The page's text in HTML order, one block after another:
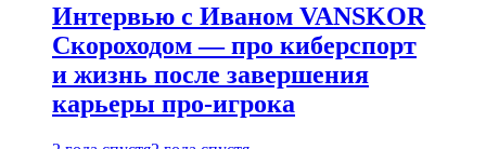
Интервью с Иваном VANSKOR
Скороходом — про киберспорт
и жизнь после завершения
карьеры про-игрока